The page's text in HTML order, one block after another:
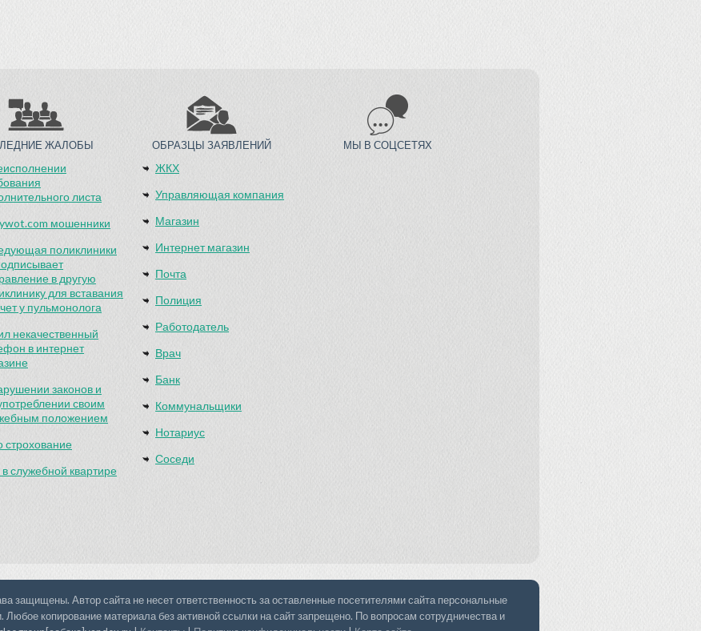
ЖАЛОБЫ
листа
мошенники
поликлиники
в другую
для вставания
у пульмонолога
некачественный
в интернет
законов и
своим
положением
строхование
служебной квартире
ОБРАЗЦЫ ЗАЯВЛЕНИЙ
ЖКХ
Управляющая компания
Магазин
Интернет магазин
Почта
Полиция
Работодатель
Врач
Банк
Коммунальщики
Нотариус
Соседи
МЫ В СОЦСЕТЯХ
защищены. Автор сайта не несет ответственность за оставленные посетителями сайта персональные
копирование материала без активной ссылки на сайт запрещено. По вопросам сотрудничества и